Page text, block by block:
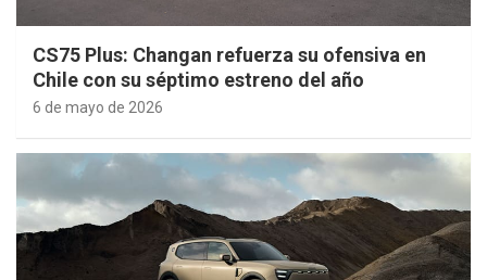
CS75 Plus: Changan refuerza su ofensiva en
Chile con su séptimo estreno del año
6 de mayo de 2026